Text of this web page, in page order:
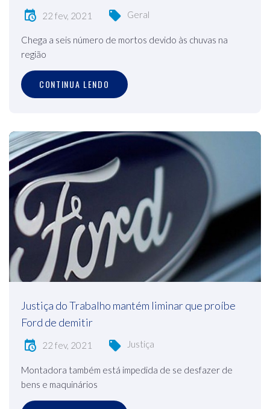
22 fev, 2021 Geral
Chega a seis número de mortos devido às chuvas na
região
CONTINUA LENDO
Justiça do Trabalho mantém liminar que proíbe
Ford de demitir
22 fev, 2021 Justiça
Montadora também está impedida de se desfazer de
bens e maquinários